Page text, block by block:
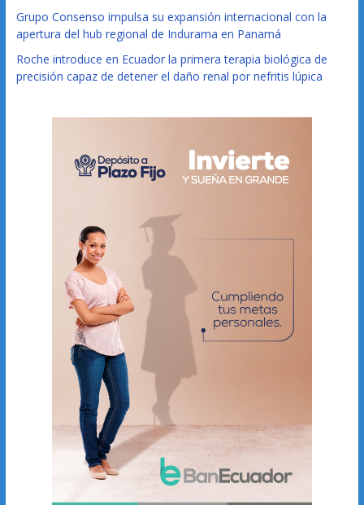
Grupo Consenso impulsa su expansión internacional con la
apertura del hub regional de Indurama en Panamá
Roche introduce en Ecuador la primera terapia biológica de
precisión capaz de detener el daño renal por nefritis lúpica